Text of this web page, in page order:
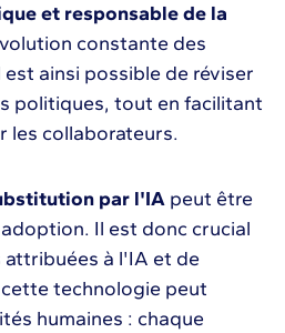
et responsable de la
constante des
ainsi possible de réviser
politiques, tout en facilitant
les collaborateurs.
par l'IA peut être
Il est donc crucial
à l'IA et de
technologie peut
humaines : chaque